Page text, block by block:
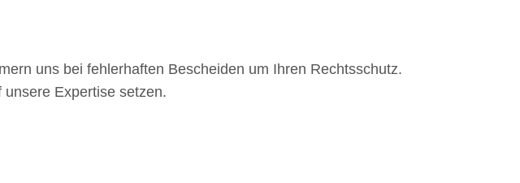
uns bei fehlerhaften Bescheiden um Ihren Rechtsschutz.
Expertise setzen.